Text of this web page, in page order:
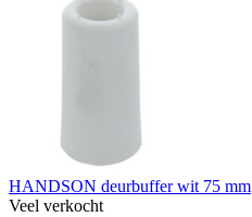
HANDSON deurbuffer wit 75 mm
Veel verkocht